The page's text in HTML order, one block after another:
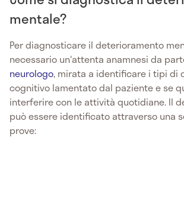
mentale?
Per diagnosticare il deterioramento
necessario un'attenta anamnesi da
neurologo, mirata a identificare i tipi di
cognitivo lamentato dal paziente e se
interferire con le attività quotidiane. Il
può essere identificato attraverso una
prove: